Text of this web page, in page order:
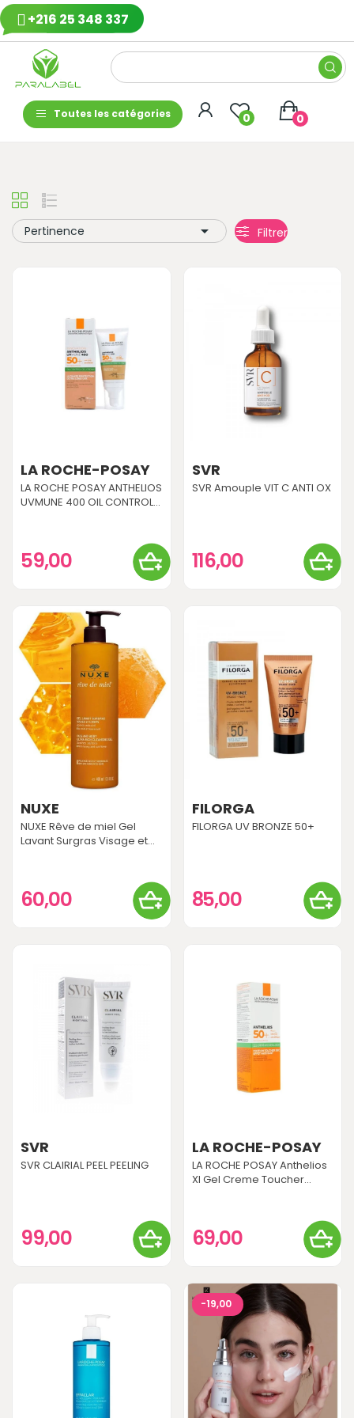
+216 25 348 337
Toutes les catégories 0 0
Pertinence  Filtrer
LA ROCHE-POSAY
LA ROCHE POSAY ANTHELIOS
UVMUNE 400 OIL CONTROL...
59,00
SVR
SVR Amouple VIT C ANTI OX
116,00
NUXE
NUXE Rêve de miel Gel
Lavant Surgras Visage et...
60,00
FILORGA
FILORGA UV BRONZE 50+
85,00
SVR
SVR CLAIRIAL PEEL PEELING
99,00
LA ROCHE-POSAY
LA ROCHE POSAY Anthelios
Xl Gel Creme Toucher...
69,00
-19,00